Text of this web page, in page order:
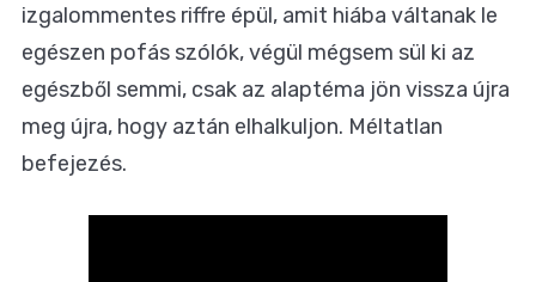
izgalommentes riffre épül, amit hiába váltanak le
egészen pofás szólók, végül mégsem sül ki az
egészből semmi, csak az alaptéma jön vissza újra
meg újra, hogy aztán elhalkuljon. Méltatlan
befejezés.